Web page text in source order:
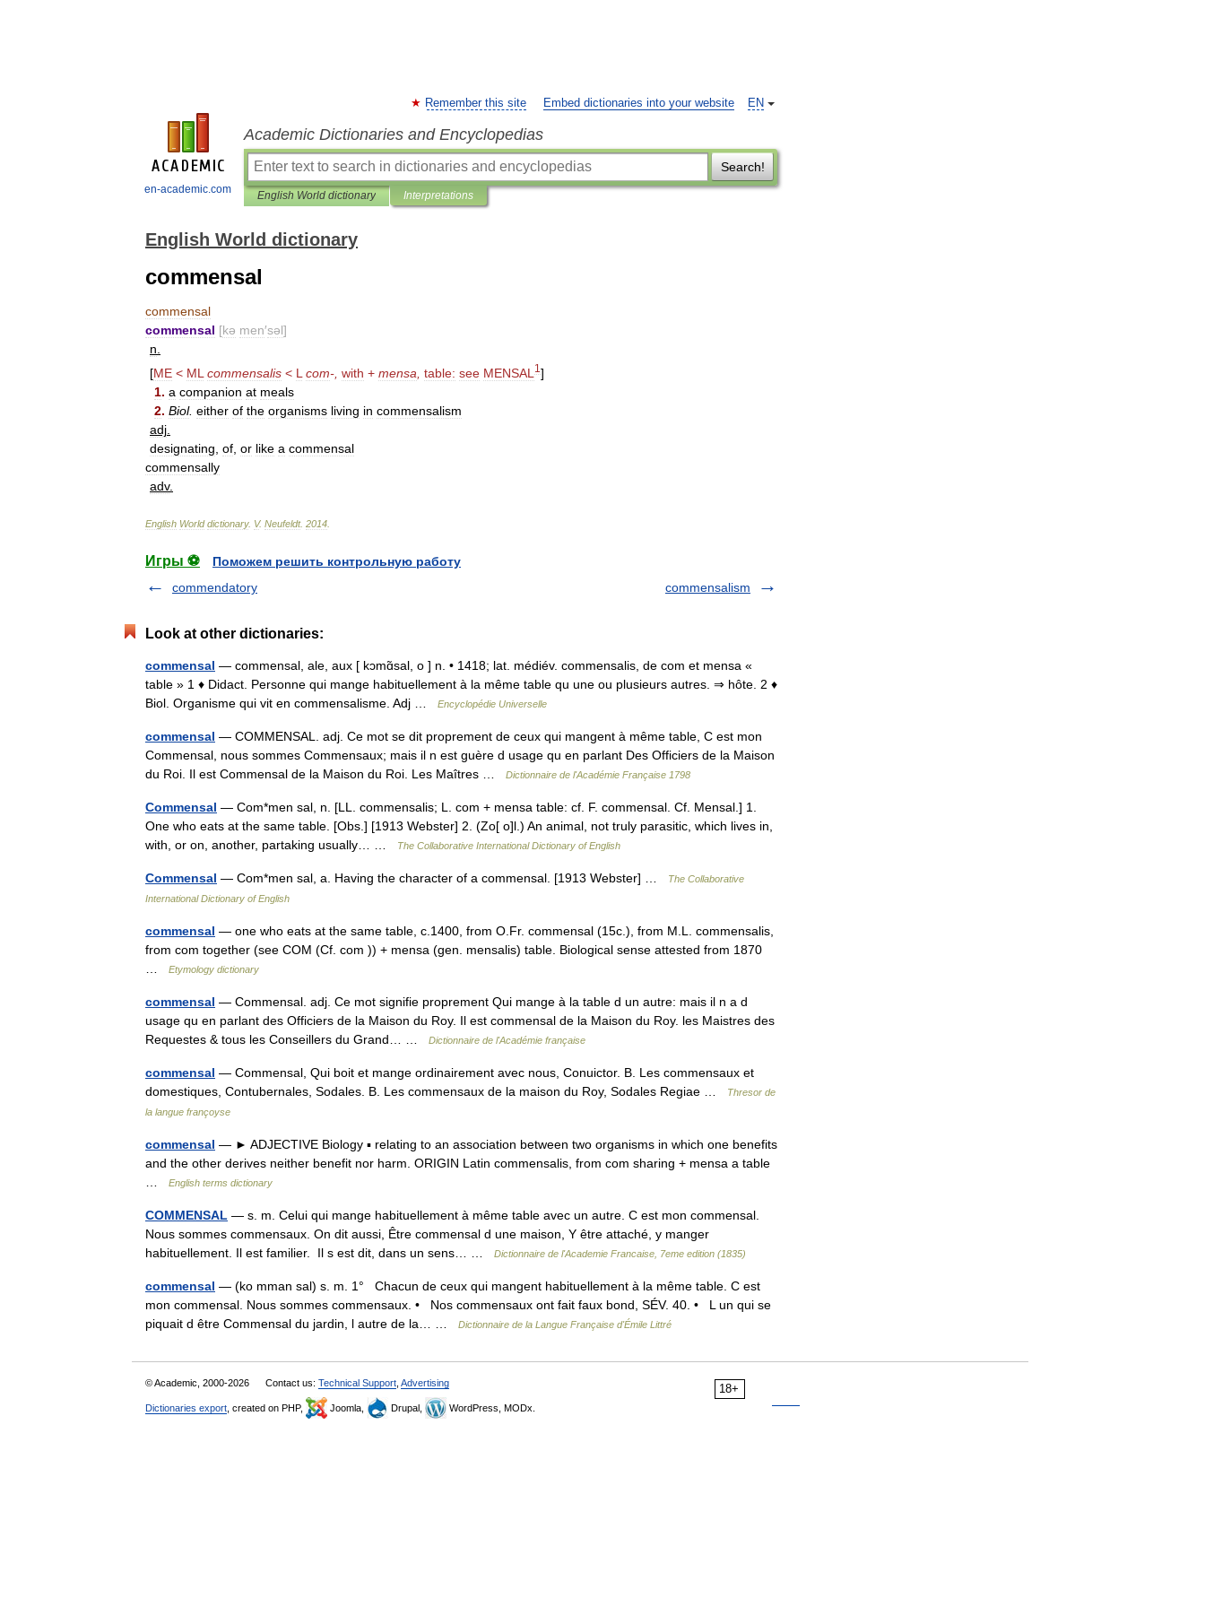
en-academic.com
EN
Remember this site Embed dictionaries into your website
Academic Dictionaries and Encyclopedias
Search!
English World dictionary Interpretations
English World dictionary
commensal
commensal
commensal [kə men′səl]
n
[ME < ML commensalis < L com-, with + mensa table: see MENSAL 1 ]
1. a companion at meals
2. Biol. either of the organisms living in commensalism
adj
designating of or like a commensal
commensally
adv.
English World dictionary. V. Neufeldt. 2014
Игры ⚽
Поможем решить контрольную работу
commendatory
commensalism
Look at other dictionaries:
commensal — commensal, ale, aux [ kɔmɑ̃sal, o ] n. • 1418; lat. médiév. commensalis, de com et mensa «
table » 1 ♦ Didact. Personne qui mange habituellement à la même table qu une ou plusieurs autres. ⇒ hôte. 2 ♦
Biol. Organisme qui vit en commensalisme. Adj …
Encyclopédie Universelle
commensal — COMMENSAL. adj. Ce mot se dit proprement de ceux qui mangent à même table, C est mon
Commensal, nous sommes Commensaux; mais il n est guère d usage qu en parlant Des Officiers de la Maison
du Roi. Il est Commensal de la Maison du Roi. Les Maîtres …
Dictionnaire de l'Académie Française 1798
Commensal — Com*men sal, n. [LL. commensalis; L. com + mensa table: cf. F. commensal. Cf. Mensal.] 1.
One who eats at the same table. [Obs.] [1913 Webster] 2. (Zo[ o]l.) An animal, not truly parasitic, which lives in,
with, or on, another, partaking usually… …
The Collaborative International Dictionary of English
Commensal — Com*men sal, a. Having the character of a commensal. [1913 Webster] …
The Collaborative
International Dictionary of English
commensal — one who eats at the same table, c.1400, from O.Fr. commensal (15c.), from M.L. commensalis,
from com together (see COM (Cf. com )) + mensa (gen. mensalis) table. Biological sense attested from 1870
Etymology dictionary
commensal — Commensal. adj. Ce mot signifie proprement Qui mange à la table d un autre: mais il n a d
usage qu en parlant des Officiers de la Maison du Roy. Il est commensal de la Maison du Roy. les Maistres des
Requestes & tous les Conseillers du Grand… …
Dictionnaire de l'Académie française
commensal — Commensal, Qui boit et mange ordinairement avec nous, Conuictor. B. Les commensaux et
domestiques, Contubernales, Sodales. B. Les commensaux de la maison du Roy, Sodales Regiae …
Thresor de
la langue françoyse
commensal — ► ADJECTIVE Biology ▪ relating to an association between two organisms in which one benefits
and the other derives neither benefit nor harm. ORIGIN Latin commensalis, from com sharing + mensa a table
English terms dictionary
COMMENSAL — s. m. Celui qui mange habituellement à même table avec un autre. C est mon commensal.
Nous sommes commensaux. On dit aussi, Être commensal d une maison, Y être attaché, y manger
habituellement. Il est familier. Il s est dit, dans un sens… …
Dictionnaire de l'Academie Francaise, 7eme edition (1835)
commensal — (ko mman sal) s. m. 1° Chacun de ceux qui mangent habituellement à la même table. C est
mon commensal. Nous sommes commensaux. • Nos commensaux ont fait faux bond, SÉV. 40. • L un qui se
piquait d être Commensal du jardin, l autre de la… …
Dictionnaire de la Langue Française d'Émile Littré
18+
© Academic, 2000-2026 Contact us: Technical Support Advertising
Dictionaries export , created on PHP, Joomla, Drupal, WordPress, MODx.